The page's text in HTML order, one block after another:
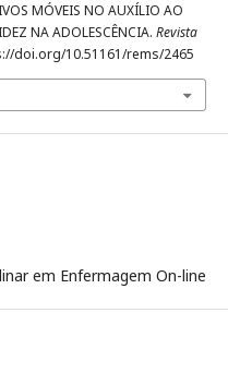
MÓVEIS NO AUXÍLIO AO
NA ADOLESCÊNCIA. Revista
doi.org/10.51161/rems/2465
em Enfermagem On-line